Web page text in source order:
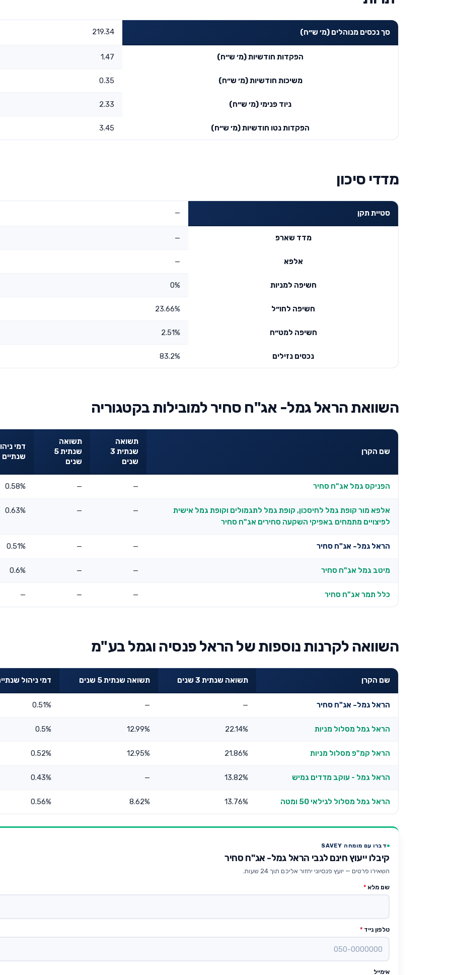
סך נכסים מנוהלים (מ׳ ש״ח) 219.34
הפקדות חודשיות (מ׳ ש״ח) 1.47
משיכות חודשיות (מ׳ ש״ח) 0.35
ניוד פנימי (מ׳ ש״ח) 2.33
הפקדות נטו חודשיות (מ׳ ש״ח) 3.45
מדדי סיכון
סטיית תקן —
מדד שארפ —
אלפא —
חשיפה למניות 0%
חשיפה לחו״ל 23.66%
חשיפה למט״ח 2.51%
נכסים נזילים 83.2%
השוואת הראל גמל- אג"ח סחיר למובילות בקטגוריה
שם הקרן
תשואה
שנתית 3
שנים
תשואה
שנתית 5
שנים
דמי
שנתיים
הפניקס גמל אג"ח סחיר —
—
0.58%
אלפא מור קופת גמל לחיסכון, קופת גמל לתגמולים וקופת גמל אישית
לפיצויים מתמחים באפיקי השקעה סחירים אג"ח סחיר
—
—
0.63%
הראל גמל- אג"ח סחיר —
—
0.51%
מיטב גמל אג"ח סחיר —
—
0.6%
כלל תמר אג"ח סחיר —
—
—
השוואה לקרנות נוספות של הראל פנסיה וגמל בע"מ
שם הקרן תשואה שנתית 3 שנים תשואה שנתית 5 שנים דמי ניהול
הראל גמל- אג"ח סחיר —
—
0.51%
הראל גמל מסלול מניות 22.14%
12.99%
0.5%
הראל קמ"פ מסלול מניות 21.86%
12.95%
0.52%
הראל גמל - עוקב מדדים גמיש 13.82%
—
0.43%
הראל גמל מסלול לגילאי 50 ומטה 13.76%
8.62%
0.56%
דברו עם מומחה SAVEY
קיבלו ייעוץ חינם לגבי הראל גמל- אג"ח סחיר
השאירו פרטים — יועץ פנסיוני יחזור אליכם תוך 24 שעות.
שם מלא *
טלפון נייד *
אימייל